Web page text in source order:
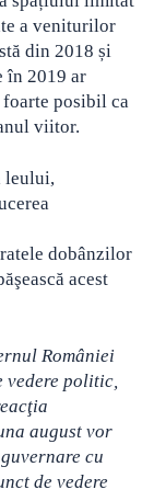
a veniturilor
din 2018 și
în 2019 ar
posibil ca
viitor.
leului,
dobânzilor
acest
României
vedere politic,
august vor
cu
de vedere